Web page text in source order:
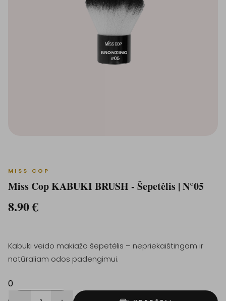
MISS COP
Miss Cop KABUKI BRUSH - Šepetėlis | N°05
8.90€
Kabuki veido makiažo šepetėlis – nepriekaištingam ir
natūraliam odos padengimui.
0